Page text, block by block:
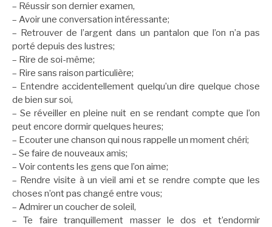
– Réussir son dernier examen,
– Avoir une conversation intéressante;
– Retrouver de l’argent dans un pantalon que l’on n’a pas
porté depuis des lustres;
– Rire de soi-même;
– Rire sans raison particulière;
– Entendre accidentellement quelqu’un dire quelque chose
de bien sur soi,
– Se réveiller en pleine nuit en se rendant compte que l’on
peut encore dormir quelques heures;
– Ecouter une chanson qui nous rappelle un moment chéri;
– Se faire de nouveaux amis;
– Voir contents les gens que l’on aime;
– Rendre visite à un vieil ami et se rendre compte que les
choses n’ont pas changé entre vous;
– Admirer un coucher de soleil,
– Te faire tranquillement masser le dos et t’endormir